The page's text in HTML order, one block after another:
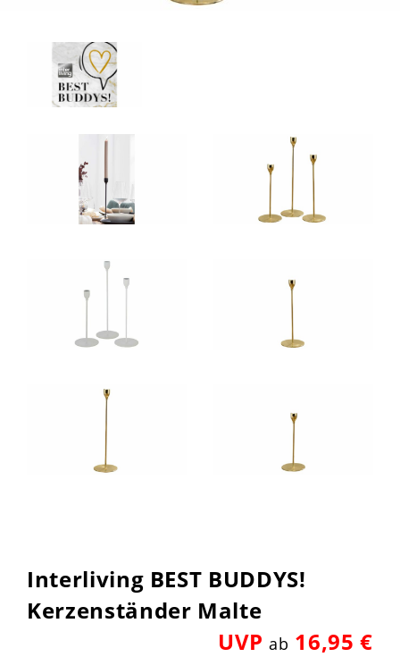
Interliving BEST BUDDYS!
Kerzenständer Malte
UVPab 16,95 €